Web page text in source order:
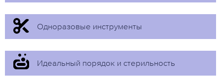
Одноразовые инструменты
Идеальный порядок и стерильность